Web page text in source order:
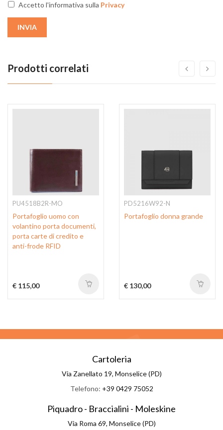
Accetto l'informativa sulla Privacy
INVIA
Prodotti correlati
PU4518B2R-MO
Portafoglio uomo con
volantino porta documenti,
porta carte di credito e
anti-frode RFID
€ 115,00
PD5216W92-N
Portafoglio donna grande
€ 130,00
Cartoleria
Via Zanellato 19, Monselice (PD)
Telefono: +39 0429 75052
Piquadro - Braccialini - Moleskine
Via Roma 69, Monselice (PD)